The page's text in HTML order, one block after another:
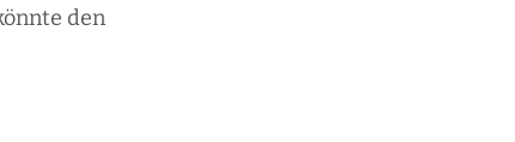
den